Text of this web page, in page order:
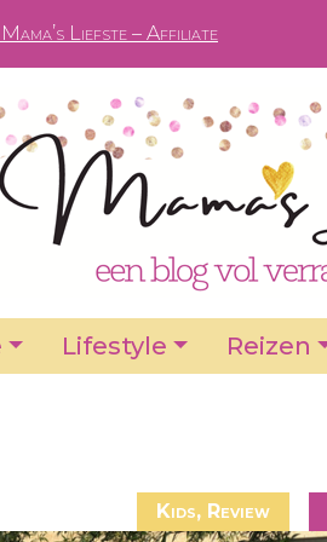
Liefste – Affiliate
Lifestyle Reizen
Kids, Review